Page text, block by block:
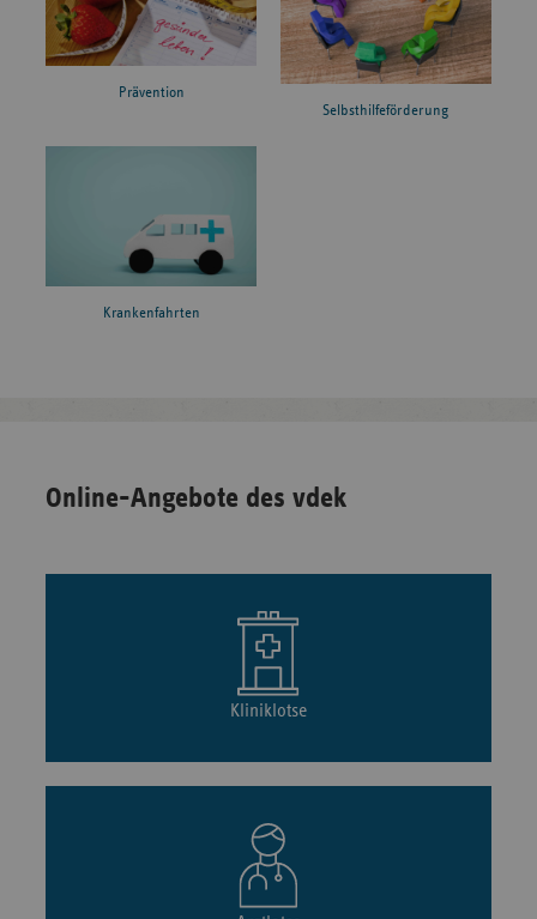
Prävention
Selbsthilfeförderung
Krankenfahrten
Online-Angebote des vdek
Kliniklotse